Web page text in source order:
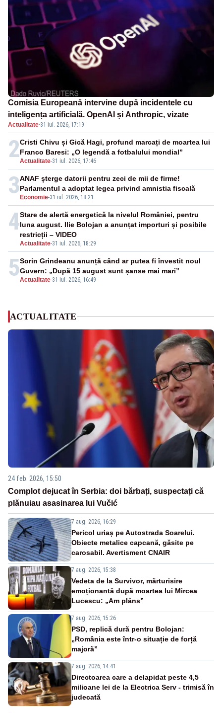
Comisia Europeană intervine după incidentele cu
inteligența artificială. OpenAI și Anthropic, vizate
Actualitate·31 iul. 2026, 17:19
2Actualitate-31 iul. 2026, 17:46
Cristi Chivu și Gică Hagi, profund marcați de moartea lui
Franco Baresi: „O legendă a fotbalului mondial”
3 Economie-31 iul. 2026, 18:21
ANAF șterge datorii pentru zeci de mii de firme!
Parlamentul a adoptat legea privind amnistia fiscală
4
Actualitate-31 iul. 2026, 18:29
Stare de alertă energetică la nivelul României, pentru
luna august. Ilie Bolojan a anunțat importuri și posibile
restricții – VIDEO
5Actualitate-31 iul. 2026, 16:49
Sorin Grindeanu anunță când ar putea fi învestit noul
Guvern: „După 15 august sunt șanse mai mari”
ACTUALITATE
24 feb. 2026, 15:50
Complot dejucat în Serbia: doi bărbați, suspectați că
plănuiau asasinarea lui Vučić
7 aug. 2026, 16:29
Pericol uriaș pe Autostrada Soarelui.
Obiecte metalice capcană, găsite pe
carosabil. Avertisment CNAIR
7 aug. 2026, 15:38
Vedeta de la Survivor, mărturisire
emoționantă după moartea lui Mircea
Lucescu: „Am plâns”
7 aug. 2026, 15:26
PSD, replică dură pentru Bolojan:
„România este într-o situație de forță
majoră”
7 aug. 2026, 14:41
Directoarea care a delapidat peste 4,5
milioane lei de la Electrica Serv - trimisă în
judecată